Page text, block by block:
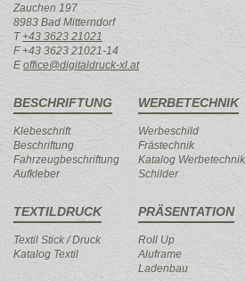
Zauchen 197
8983 Bad Mitterndorf
T+43 3623 21021
F +43 3623 21021-14
E office@digitaldruck-xl.at
BESCHRIFTUNG
Klebeschrift
Beschriftung
Fahrzeugbeschriftung
Aufkleber
WERBETECHNIK
Werbeschild
Frästechnik
Katalog Werbetechnik
Schilder
TEXTILDRUCK
Textil Stick / Druck
Katalog Textil
PRÄSENTATION
Roll Up
Aluframe
Ladenbau